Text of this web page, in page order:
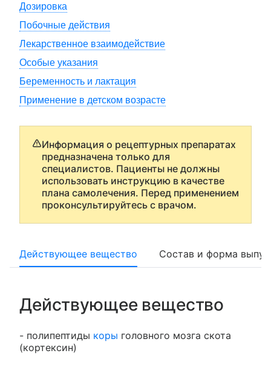
Дозировка
Побочные действия
Лекарственное взаимодействие
Особые указания
Беременность и лактация
Применение в детском возрасте
Информация о рецептурных препаратах
предназначена только для
специалистов. Пациенты не должны
использовать инструкцию в качестве
плана самолечения. Перед применением
проконсультируйтесь с врачом.
Действующее вещество Состав и форма
Действующее вещество
- полипептиды коры головного мозга скота
(кортексин)